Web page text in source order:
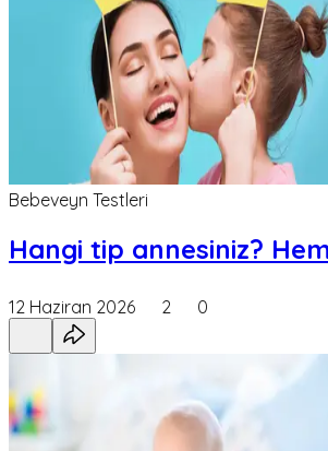
Bebeveyn Testleri
Hangi tip annesiniz?
12 Haziran 2026 2 0